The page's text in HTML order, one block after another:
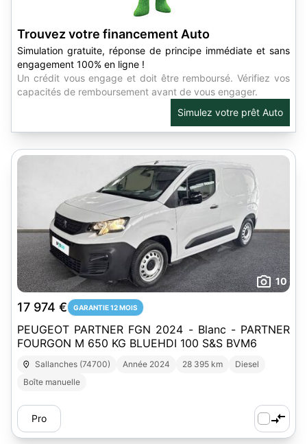
Trouvez votre financement Auto
Simulation gratuite, réponse de principe immédiate et sans
engagement 100% en ligne !
Un crédit vous engage et doit être remboursé. Vérifiez vos
capacités de remboursement avant de vous engager.
Simulez votre prêt Auto
10
17 974 € GARANTIE 12 MOIS
PEUGEOT PARTNER FGN 2024 - Blanc - PARTNER
FOURGON M 650 KG BLUEHDI 100 S&S BVM6
Sallanches (74700) Année 2024 28 395 km
Diesel
Boîte manuelle
Pro